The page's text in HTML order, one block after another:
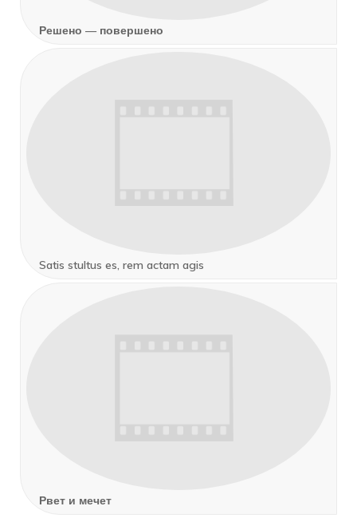
Решено — повершено
Satis stultus es, rem actam agis
Рвет и мечет